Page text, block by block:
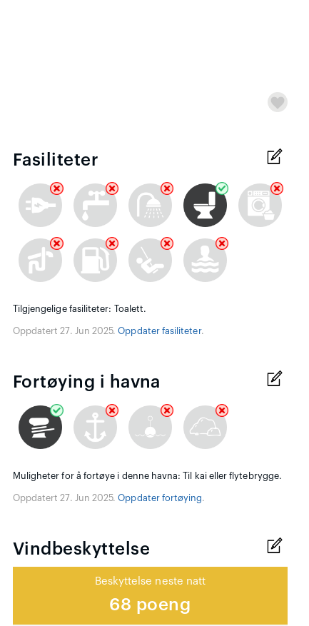
Fasiliteter
Tilgjengelige fasiliteter: Toalett.
Oppdatert 27. Jun 2025.Oppdater fasiliteter.
Fortøying i havna
Muligheter for å fortøye i denne havna: Til kai eller flytebrygge.
Oppdatert 27. Jun 2025.Oppdater fortøying.
Vindbeskyttelse
Beskyttelse neste natt
68 poeng